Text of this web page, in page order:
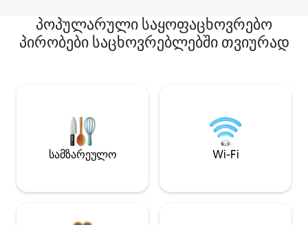
პოპულარული საყოფაცხოვრებო
პირობები საცხოვრებლებში თვიურად
სამზარეულო Wi-Fi